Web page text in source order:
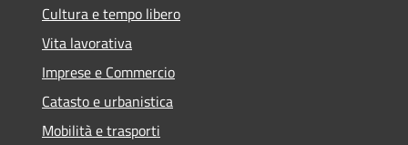
Cultura e tempo libero
Vita lavorativa
Imprese e Commercio
Catasto e urbanistica
Mobilità e trasporti